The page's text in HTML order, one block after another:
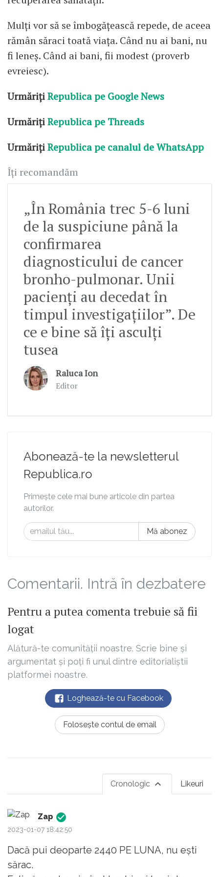
Mulți vor să se îmbogățească repede, de aceea
rămân săraci toată viața. Când nu ai bani, nu
fi leneș. Când ai bani, fii modest (proverb
evreiesc).
UrmărițiRepublica pe Google News
UrmărițiRepublica pe Threads
UrmărițiRepublica pe canalul de WhatsApp
Îți recomandăm
„În România trec 5-6 luni
de la suspiciune până la
confirmarea
diagnosticului de cancer
bronho-pulmonar. Unii
pacienți au decedat în
timpul investigațiilor”. De
ce e bine să îți asculți
tusea
Raluca Ion
Editor
Abonează-te la newsletterul
Republica.ro
Primește cele mai bune articole din partea
autorilor.
Mă abonez
Comentarii. Intră în dezbatere
Pentru a putea comenta trebuie să fii
logat
Alătură-te comunității noastre. Scrie bine și
argumentat și poți fi unul dintre editorialiștii
platformei noastre.
Loghează-te cu Facebook
Folosește contul de email
Likeuri
Cronologic
Zap
2023-01-07 18:42:50
Dacă pui deoparte 2440 PE LUNA, nu ești
sărac.